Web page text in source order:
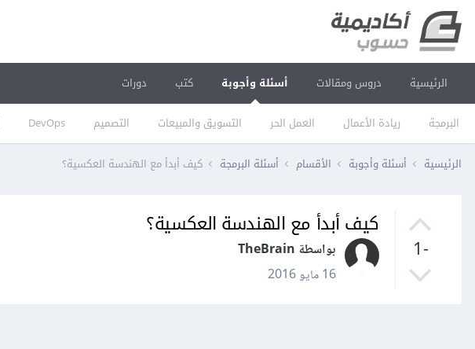
الرئيسية دروس ومقالات أسئلة وأجوبة
البرمجة ريادة الأعمال العمل الحر التسويق والمبيعات التصميم DevOps
كتب دورات
الرئيسية أسئلة وأجوبة الأقسام أسئلة البرمجة كيف أبدأ مع الهندسة العكسية؟
-1
كيف أبدأ مع الهندسة العكسية؟
بواسطة TheBrain
16 مايو 2016